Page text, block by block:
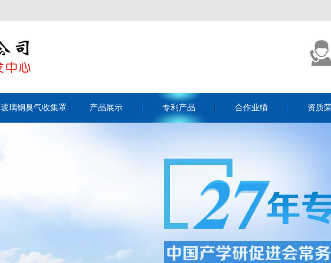
玻璃钢臭气收集罩 产品展示 专利产品 合作业绩 资质